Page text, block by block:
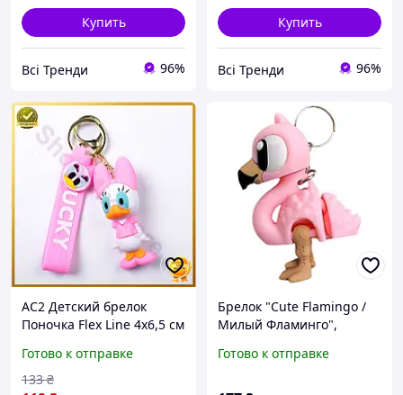
Купить
Всі Тренди 96%
Купить
Всі Тренди 96%
AC2 Детский брелок
Поночка Flex Line 4х6,5 см
сумки рюкзака милое
крепление MOD58L DE
Готово к отправке
133 ₴
Брелок "Cute Flamingo /
Милый Фламинго",
OYTOY
Готово к отправке